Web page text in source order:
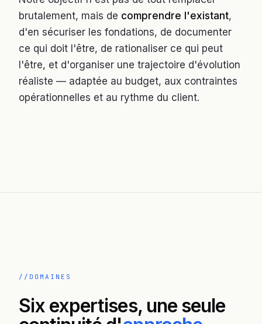
brutalement, mais de comprendre l'existant,
d'en sécuriser les fondations, de documenter
ce qui doit l'être, de rationaliser ce qui peut
l'être, et d'organiser une trajectoire d'évolution
réaliste — adaptée au budget, aux contraintes
opérationnelles et au rythme du client.
DOMAINES
Six expertises, une seule